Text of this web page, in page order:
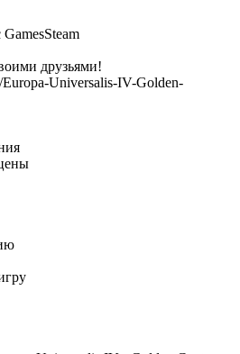
GamesSteam
друзьями!
Europa-Universalis-IV-Golden-